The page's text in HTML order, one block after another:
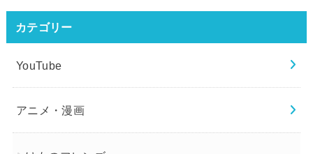
カテゴリー
YouTube
アニメ・漫画